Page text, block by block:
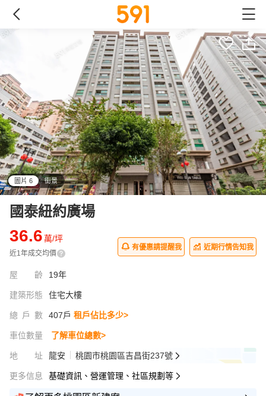
圖片 6 街景
國泰紐約廣場
36.6萬/坪
近1年成交均價
有優惠請提醒我 近期行情告知我
屋齡 19年
建築形態 住宅大樓
總戶數 407戶 租戶佔比多少>
車位數量 了解車位總數>
地址 龍安 桃園市桃園區吉昌街237號
更多信息 基礎資訊、營運管理、社區規劃等